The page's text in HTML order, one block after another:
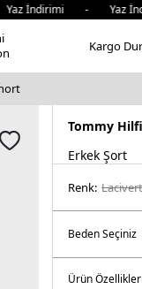
- Yaz
Kargo
Tommy
Erkek Şort
Renk: laci̇vert
Ürün Özellikleri